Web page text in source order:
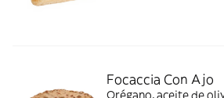
Focaccia Con Ajo
Orégano, aceite de